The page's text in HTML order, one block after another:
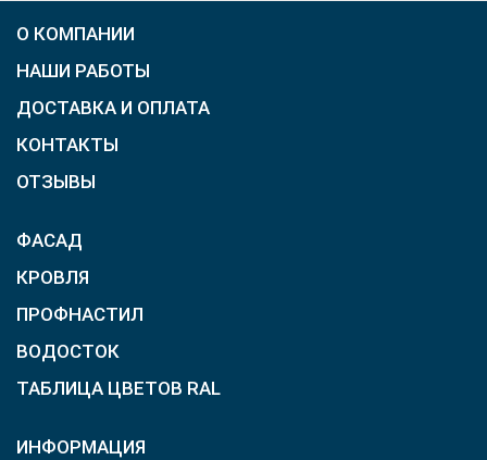
О КОМПАНИИ
НАШИ РАБОТЫ
ДОСТАВКА И ОПЛАТА
КОНТАКТЫ
ОТЗЫВЫ
ФАСАД
КРОВЛЯ
ПРОФНАСТИЛ
ВОДОСТОК
ТАБЛИЦА ЦВЕТОВ RAL
ИНФОРМАЦИЯ